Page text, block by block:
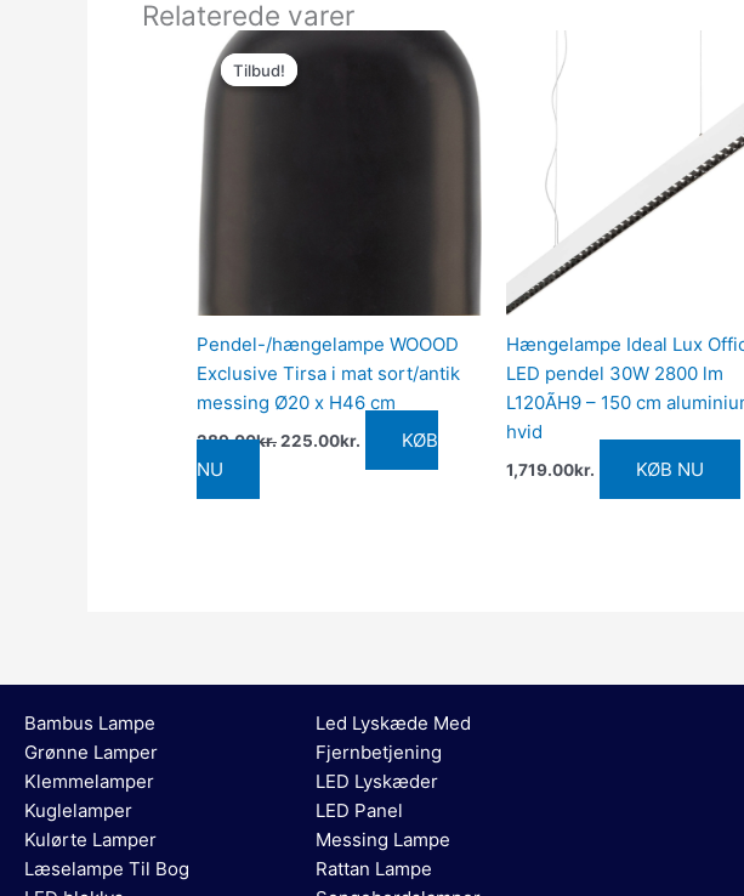
Relaterede varer
Tilbud!
Tilbud!
Pendel-/hængelampe WOOOD
Exclusive Tirsa i mat sort/antik
messing Ø20 x H46 cm
289.00kr.
oprindelige
pris
225.00kr.
KØB
NU
Hængelampe Ideal Lux
LED pendel 30W 2800 lm
L120ÃH9 – 150 cm
hvid
1,719.00kr. KØB NU
Bambus Lampe
Grønne Lamper
Klemmelamper
Kuglelamper
Kulørte Lamper
Læselampe Til Bog
Led Lyskæde Med
Fjernbetjening
LED Lyskæder
LED Panel
Messing Lampe
Rattan Lampe